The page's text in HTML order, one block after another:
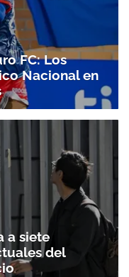
FC: Los
Nacional en
a siete
del